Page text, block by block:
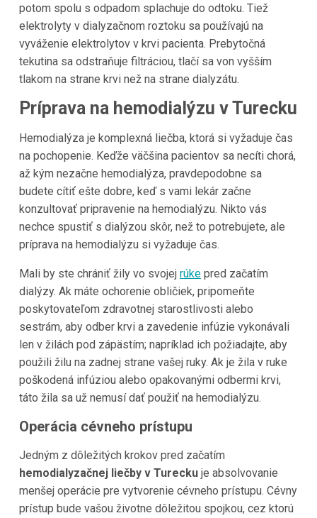
potom spolu s odpadom splachuje do odtoku. Tiež
elektrolyty v dialyzačnom roztoku sa používajú na
vyváženie elektrolytov v krvi pacienta. Prebytočná
tekutina sa odstraňuje filtráciou, tlačí sa von vyšším
tlakom na strane krvi než na strane dialyzátu.
Príprava na hemodialýzu v Turecku
Hemodialýza je komplexná liečba, ktorá si vyžaduje čas
na pochopenie. Keďže väčšina pacientov sa necíti chorá,
až kým nezačne hemodialýza, pravdepodobne sa
budete cítiť ešte dobre, keď s vami lekár začne
konzultovať pripravenie na hemodialýzu. Nikto vás
nechce spustiť s dialýzou skôr, než to potrebujete, ale
príprava na hemodialýzu si vyžaduje čas.
Mali by ste chrániť žily vo svojej rúkepred začatím
dialýzy. Ak máte ochorenie obličiek, pripomeňte
poskytovateľom zdravotnej starostlivosti alebo
sestrám, aby odber krvi a zavedenie infúzie vykonávali
len v žilách pod zápästím; napríklad ich požiadajte, aby
použili žilu na zadnej strane vašej ruky. Ak je žila v ruke
poškodená infúziou alebo opakovanými odbermi krvi,
táto žila sa už nemusí dať použiť na hemodialýzu.
Operácia cévneho prístupu
Jedným z dôležitých krokov pred začatím
hemodialyzačnej liečby v Tureckuje absolvovanie
menšej operácie pre vytvorenie cévneho prístupu. Cévny
prístup bude vašou životne dôležitou spojkou, cez ktorú